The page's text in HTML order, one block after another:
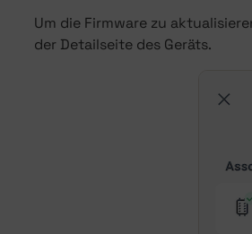
Um die Firmware zu
der Detailseite des Geräts.